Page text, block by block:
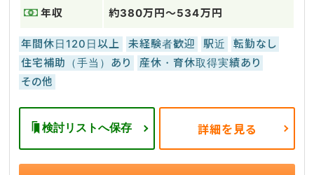
年収 約380万円～534万円
年間休日120日以上 未経験者歓迎 駅近
転勤なし
住宅補助（手当）あり
産休・育休取得実績あり
その他
検討リストへ保存 詳細を見る